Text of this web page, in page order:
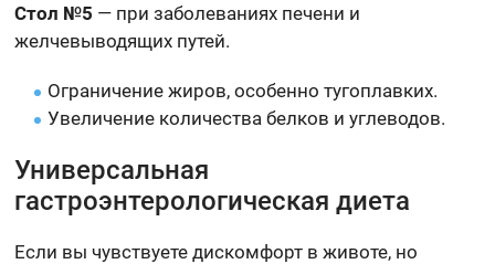
Стол №5 — при заболеваниях печени и
желчевыводящих путей.
Ограничение жиров, особенно тугоплавких.
Увеличение количества белков и углеводов.
Универсальная
гастроэнтерологическая диета
Если вы чувствуете дискомфорт в животе, но